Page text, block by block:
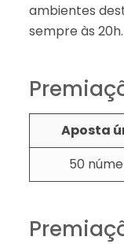
ambientes
sempre às 20h.
Aposta
50